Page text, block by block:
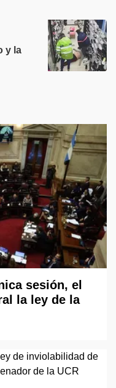
y la
sesión, el
la ley de la